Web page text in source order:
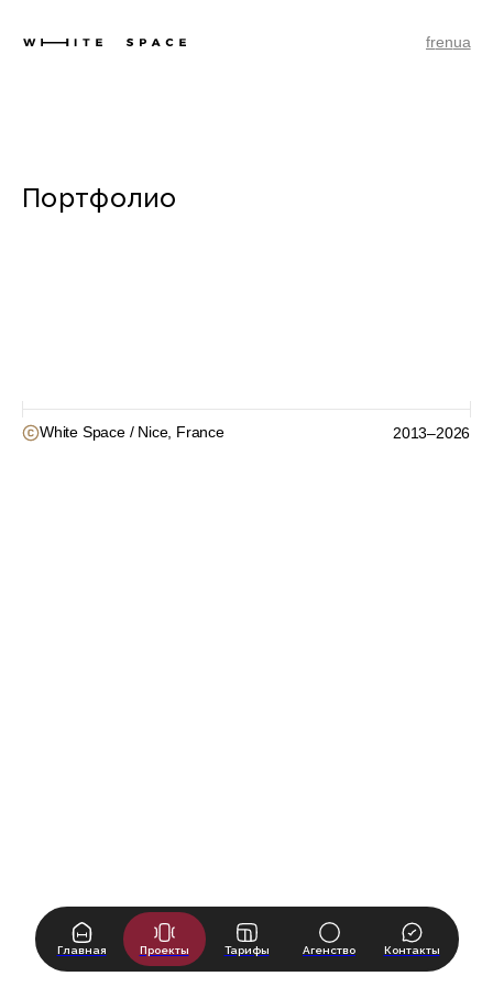
frenua
Главная Проекты Тарифы Агенство Контакты
Портфолио
White Space / Nice, France
2013–2026